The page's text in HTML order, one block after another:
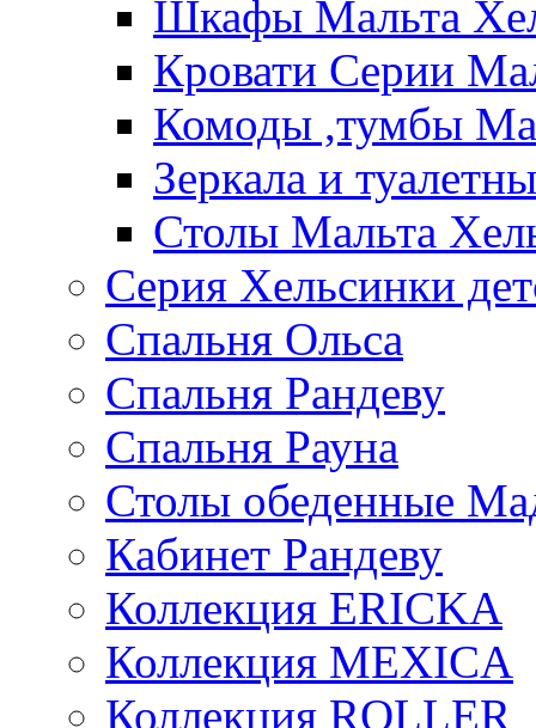
Шкафы Мальта
Кровати Серии
Комоды ,тумбы
Зеркала и
Столы Мальта
Серия Хельсинки
Спальня Ольса
Спальня Рандеву
Спальня Рауна
Столы обеденные
Кабинет Рандеву
Коллекция ERICKA
Коллекция MEXICA
Коллекция ROLLER